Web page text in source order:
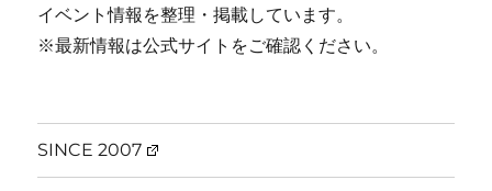
イベント情報を整理・掲載しています。
※最新情報は公式サイトをご確認ください。
SINCE 2007